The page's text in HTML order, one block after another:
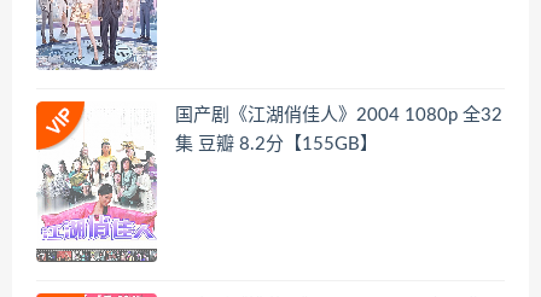
国产剧《江湖俏佳人》2004 1080p 全32
集 豆瓣 8.2分【155GB】